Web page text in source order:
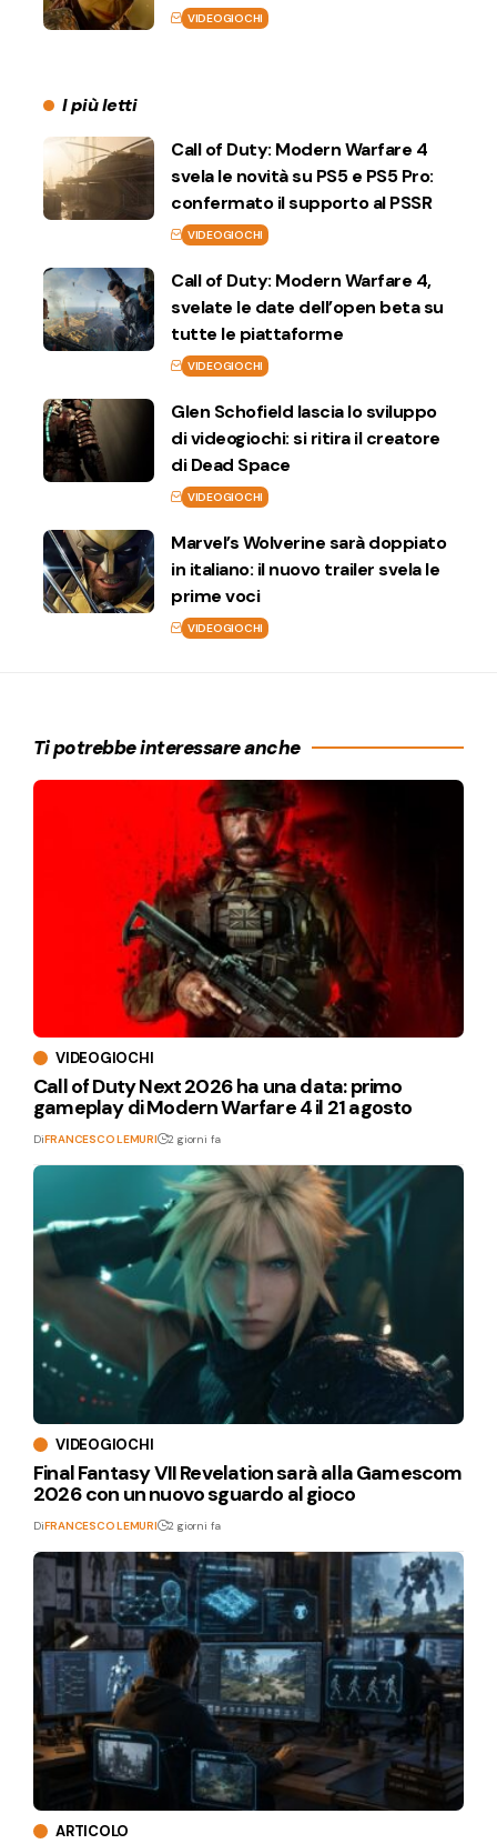
VIDEOGIOCHI
I più letti
Call of Duty: Modern Warfare 4
svela le novità su PS5 e PS5 Pro:
confermato il supporto al PSSR
VIDEOGIOCHI
Call of Duty: Modern Warfare 4,
svelate le date dell’open beta su
tutte le piattaforme
VIDEOGIOCHI
Glen Schofield lascia lo sviluppo
di videogiochi: si ritira il creatore
di Dead Space
VIDEOGIOCHI
Marvel’s Wolverine sarà doppiato
in italiano: il nuovo trailer svela le
prime voci
VIDEOGIOCHI
Ti potrebbe interessare anche
VIDEOGIOCHI
Call of Duty Next 2026 ha una data: primo
gameplay di Modern Warfare 4 il 21 agosto
DiFRANCESCO LEMURI 2 giorni fa
VIDEOGIOCHI
Final Fantasy VII Revelation sarà alla Gamescom
2026 con un nuovo sguardo al gioco
DiFRANCESCO LEMURI 2 giorni fa
ARTICOLO